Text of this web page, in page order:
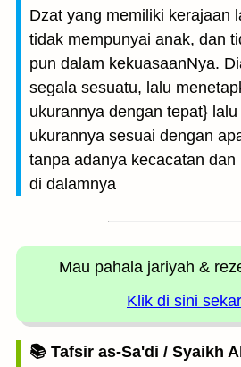
Dzat yang memiliki kerajaan
tidak mempunyai anak, dan
pun dalam kekuasaanNya.
segala sesuatu, lalu
ukurannya dengan tepat}
ukurannya sesuai dengan
tanpa adanya kecacatan
di dalamnya
Mau pahala jariyah &
Klik di sini
📚 Tafsir as-Sa'di / Syaikh